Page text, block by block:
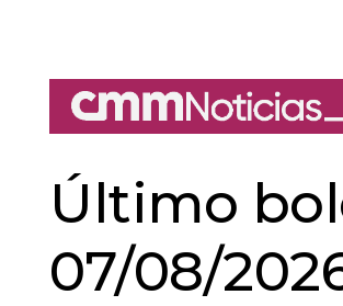
Último
07/08/